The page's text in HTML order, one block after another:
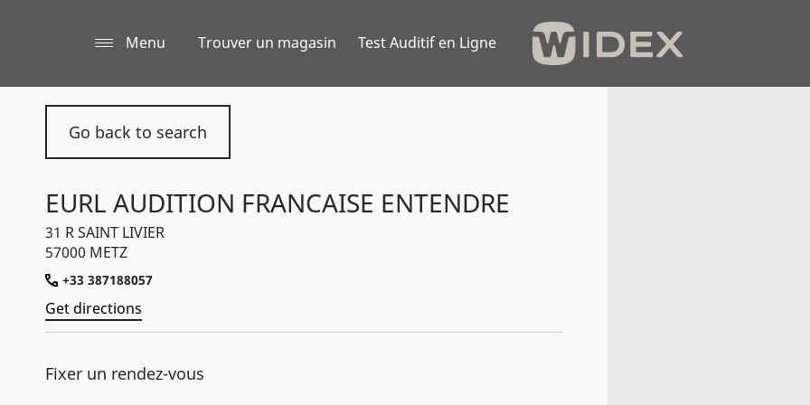
Menu Trouver un magasin Test Auditif en Ligne
Go back to search
EURL AUDITION FRANCAISE ENTENDRE
31 R SAINT LIVIER
57000 METZ
+33 387188057
Get directions
Fixer un rendez-vous